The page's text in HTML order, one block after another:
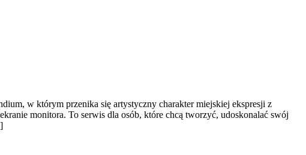
w którym przenika się artystyczny charakter miejskiej ekspresji z
monitora. To serwis dla osób, które chcą tworzyć, udoskonalać swój